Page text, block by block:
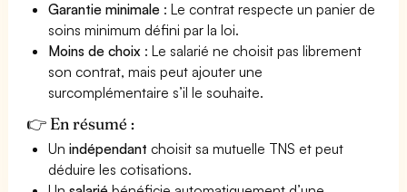
Garantie minimale : Le contrat respecte un panier de
soins minimum défini par la loi.
Moins de choix : Le salarié ne choisit pas librement
son contrat, mais peut ajouter une
surcomplémentaire s’il le souhaite.
👉 En résumé :
Unindépendant choisit sa mutuelle TNS et peut
déduire les cotisations.